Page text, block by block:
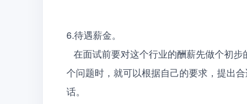
6.待遇薪金。
个问题时，就可以根据自己的要求，提出
话。